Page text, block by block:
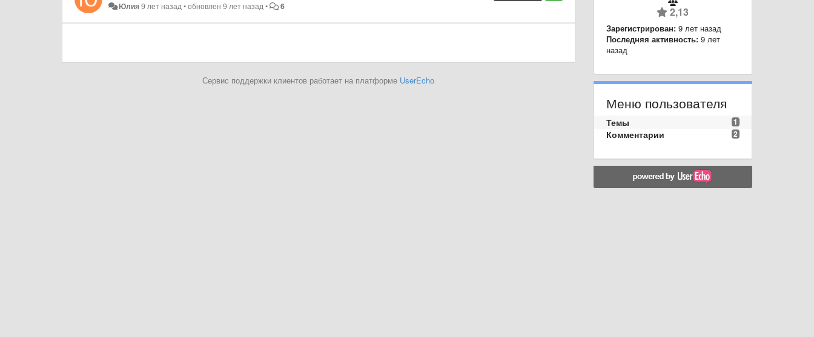
Юлия9 лет назад•обновлен9 лет назад• 6
Сервис поддержки клиентов работает на платформе UserEcho
2,13
Зарегистрирован: 9 лет назад
Последняя активность: 9 лет
назад
Меню пользователя
1
Темы
2
Комментарии